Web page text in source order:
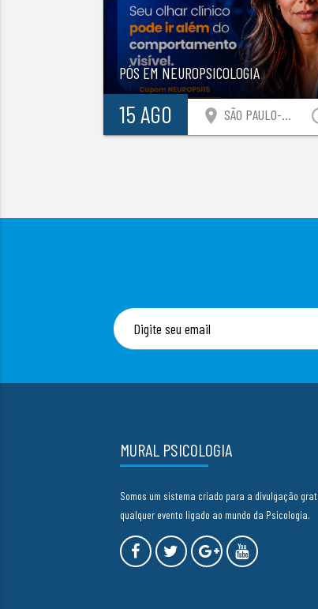
PÓS EM NEUROPSICOLOGIA
15 AGO location_on SÃO PAULO-SP
MURAL PSICOLOGIA
Somos um sistema criado para a divulgação
qualquer evento ligado ao mundo da Psicologia.